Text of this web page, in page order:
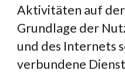
Aktivitäten auf
Grundlage der
und des Internets
verbundene